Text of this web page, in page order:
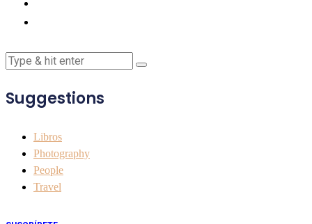
Suggestions
Libros
Photography
People
Travel